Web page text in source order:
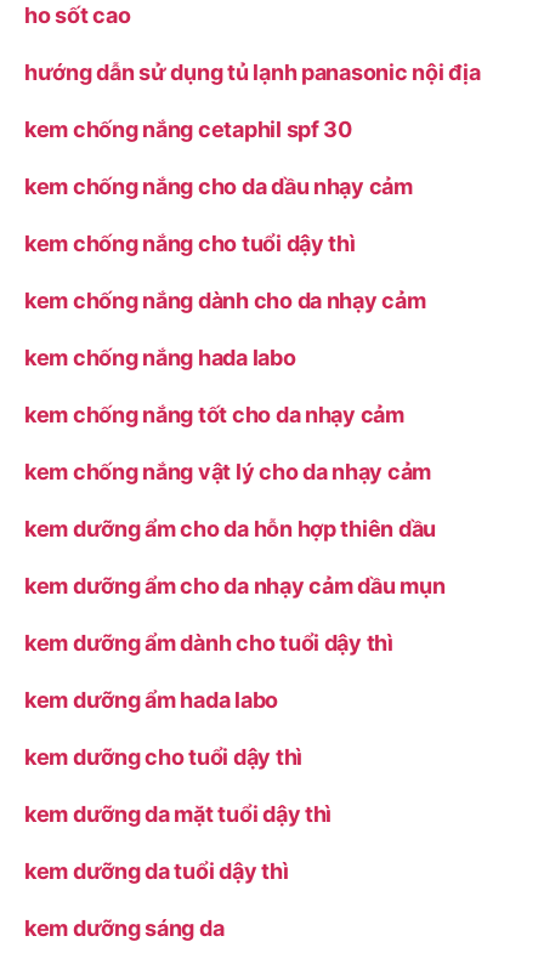
ho sốt cao
hướng dẫn sử dụng tủ lạnh panasonic nội địa
kem chống nắng cetaphil spf 30
kem chống nắng cho da dầu nhạy cảm
kem chống nắng cho tuổi dậy thì
kem chống nắng dành cho da nhạy cảm
kem chống nắng hada labo
kem chống nắng tốt cho da nhạy cảm
kem chống nắng vật lý cho da nhạy cảm
kem dưỡng ẩm cho da hỗn hợp thiên dầu
kem dưỡng ẩm cho da nhạy cảm dầu mụn
kem dưỡng ẩm dành cho tuổi dậy thì
kem dưỡng ẩm hada labo
kem dưỡng cho tuổi dậy thì
kem dưỡng da mặt tuổi dậy thì
kem dưỡng da tuổi dậy thì
kem dưỡng sáng da